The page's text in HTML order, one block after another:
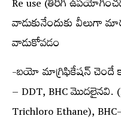
Re use (తిరిగి
వాడుకునేందుకు వీలుగా
వాడుకోవడం
-బయో మాగ్రిఫికేషన్ చెందే
– DDT, BHC మొదలైనవి.
Trichloro Ethane),